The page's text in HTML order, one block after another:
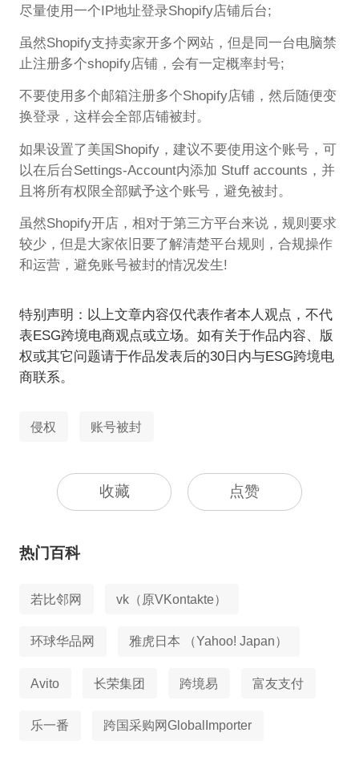
尽量使用一个IP地址登录Shopify店铺后台;
虽然Shopify支持卖家开多个网站，但是同一台电脑禁
止注册多个shopify店铺，会有一定概率封号;
不要使用多个邮箱注册多个Shopify店铺，然后随便变
换登录，这样会全部店铺被封。
如果设置了美国Shopify，建议不要使用这个账号，可
以在后台Settings-Account内添加 Stuff accounts，并
且将所有权限全部赋予这个账号，避免被封。
虽然Shopify开店，相对于第三方平台来说，规则要求
较少，但是大家依旧要了解清楚平台规则，合规操作
和运营，避免账号被封的情况发生!
特别声明：以上文章内容仅代表作者本人观点，不代
表ESG跨境电商观点或立场。如有关于作品内容、版
权或其它问题请于作品发表后的30日内与ESG跨境电
商联系。
侵权 账号被封
收藏 点赞
热门百科
若比邻网 vk（原VKontakte）
环球华品网 雅虎日本 （Yahoo! Japan）
Avito 长荣集团 跨境易 富友支付
乐一番 跨国采购网GlobalImporter